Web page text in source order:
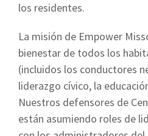
los residentes.
La misión de Empower
bienestar de todos los
(incluidos los conductores
liderazgo cívico, la
Nuestros defensores de
están asumiendo roles de